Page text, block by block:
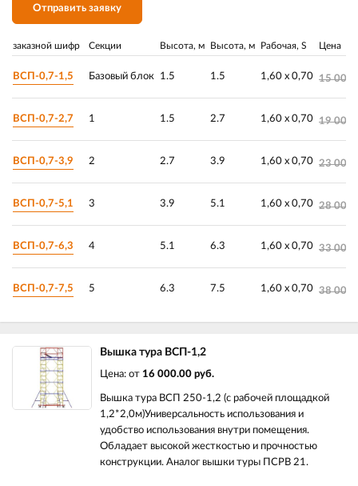
Отправить заявку
заказной шифр Секции Высота, м Высота, м Рабочая, S Цена
ВСП-0,7-1,5 Базовый блок 1.5 1.5 1,60 х 0,70 15
ВСП-0,7-2,7 1 1.5 2.7 1,60 х 0,70 19
ВСП-0,7-3,9 2 2.7 3.9 1,60 х 0,70 23
ВСП-0,7-5,1 3 3.9 5.1 1,60 х 0,70 28
ВСП-0,7-6,3 4 5.1 6.3 1,60 х 0,70 33
ВСП-0,7-7,5 5 6.3 7.5 1,60 х 0,70 38
Вышка тура ВСП-1,2
Цена: от 16 000.00 руб.
Вышка тура ВСП 250-1,2 (с рабочей площадкой
1,2*2,0м)Универсальность использования и
удобство использования внутри помещения.
Обладает высокой жесткостью и прочностью
конструкции. Аналог вышки туры ПСРВ 21.